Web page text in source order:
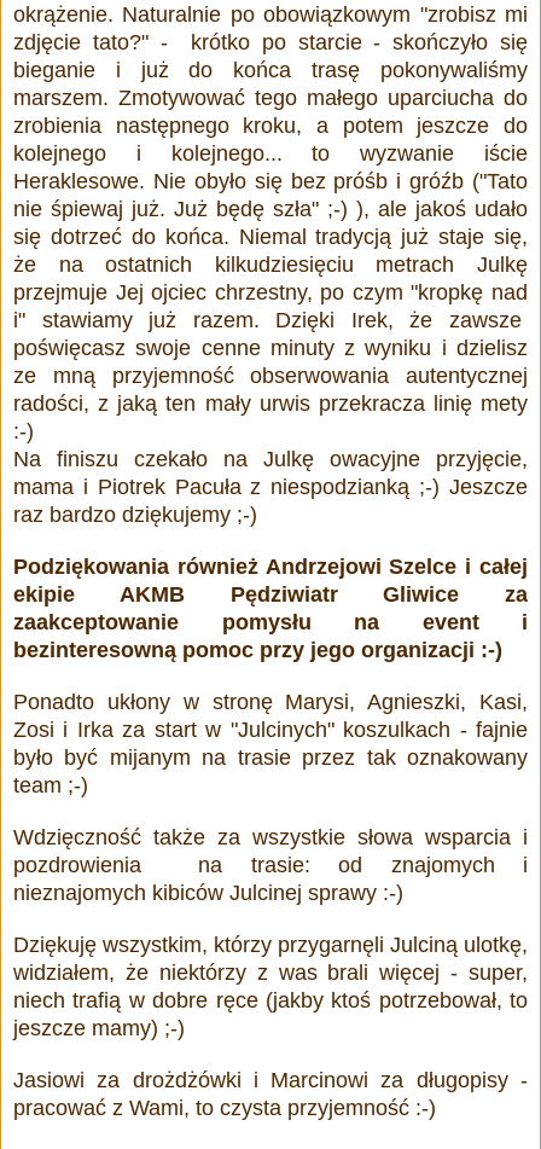
okrążenie. Naturalnie po obowiązkowym "zrobisz mi
zdjęcie tato?" - krótko po starcie - skończyło się
bieganie i już do końcatrasę pokonywaliśmy
marszem. Zmotywować tego małego uparciucha do
zrobienia następnego kroku, a potem jeszcze do
kolejnego i kolejnego... to wyzwanie iście
Heraklesowe. Nie obyło się bez próśb i gróźb ("Tato
nie śpiewaj już. Już będę szła" ;-) ), ale jakoś udało
się dotrzeć do końca. Niemal tradycją już staje się,
że na ostatnich kilkudziesięciu metrach Julkę
przejmuje Jej ojciec chrzestny, po czym "kropkę nad
i" stawiamy już razem. Dzięki Irek, że zawsze
poświęcasz swoje cenne minuty z wyniku i dzielisz
ze mną przyjemność obserwowania autentycznej
radości, z jaką ten mały urwis przekracza linię mety
:-)
Na finiszu czekało na Julkę owacyjne przyjęcie,
mama i Piotrek Pacuła z niespodzianką ;-) Jeszcze
raz bardzo dziękujemy ;-)
Podziękowania również Andrzejowi Szelce i całej
ekipie AKMB Pędziwiatr Gliwice za
zaakceptowanie pomysłu na event i
bezinteresowną pomoc przy jego organizacji :-)
Ponadto ukłony w stronę Marysi, Agnieszki, Kasi,
Zosi i Irka za start w "Julcinych" koszulkach - fajnie
było być mijanym na trasie przez tak oznakowany
team ;-)
Wdzięczność także za wszystkie słowa wsparcia i
pozdrowienia na trasie: od znajomych i
nieznajomych kibiców Julcinej sprawy :-)
Dziękuję wszystkim, którzy przygarnęli Julciną ulotkę,
widziałem, że niektórzy z was brali więcej - super,
niech trafią w dobre ręce (jakby ktoś potrzebował, to
jeszcze mamy) ;-)
Jasiowi za drożdżówki i Marcinowi za długopisy -
pracować z Wami, to czysta przyjemność :-)